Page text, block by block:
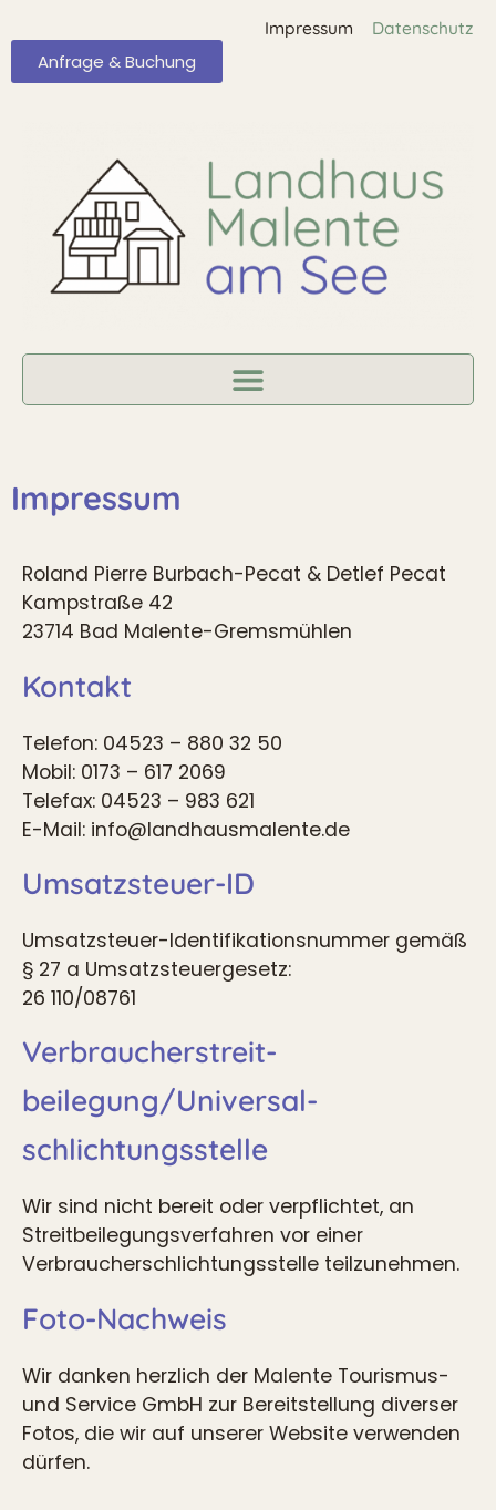
Anfrage & Buchung
Impressum Datenschutz
Impressum
Roland Pierre Burbach-Pecat & Detlef Pecat
Kampstraße 42
23714 Bad Malente-Gremsmühlen
Kontakt
Telefon: 04523 – 880 32 50
Mobil: 0173 – 617 2069
Telefax: 04523 – 983 621
E-Mail: info@landhausmalente.de
Umsatzsteuer-ID
Umsatzsteuer-Identifikationsnummer gemäß
§ 27 a Umsatzsteuergesetz:
26 110/08761
Verbraucher­streit­
beilegung/Universal­
schlichtungs­stelle
Wir sind nicht bereit oder verpflichtet, an
Streitbeilegungsverfahren vor einer
Verbraucherschlichtungsstelle teilzunehmen.
Foto-Nachweis
Wir danken herzlich der Malente Tourismus-
und Service GmbH zur Bereitstellung diverser
Fotos, die wir auf unserer Website verwenden
dürfen.